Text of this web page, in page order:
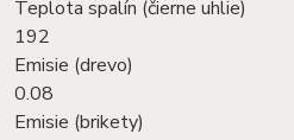
Teplota spalín (čierne uhlie)
192
Emisie (drevo)
0.08
Emisie (brikety)